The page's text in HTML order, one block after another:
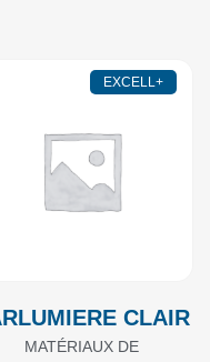
EXCELL+
CLAIR
MATÉRIAUX DE